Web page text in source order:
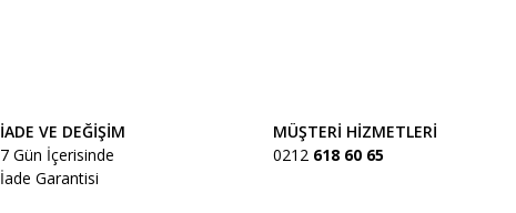
İADE VE DEĞİŞİM
7 Gün İçerisinde
İade Garantisi
MÜŞTERİ HİZMETLERİ
0212 618 60 65